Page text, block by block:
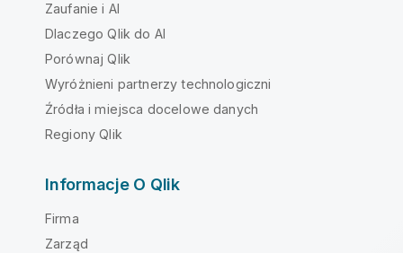
Zaufanie i AI
Dlaczego Qlik do AI
Porównaj Qlik
Wyróżnieni partnerzy technologiczni
Źródła i miejsca docelowe danych
Regiony Qlik
Informacje O Qlik
Firma
Zarząd